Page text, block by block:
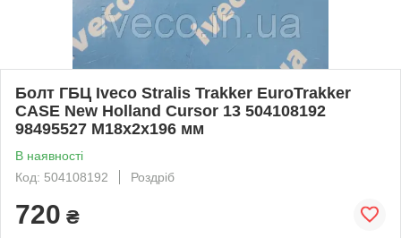
Болт ГБЦ Iveco Stralis Trakker EuroTrakker
CASE New Holland Cursor 13 504108192
98495527 М18х2х196 мм
В наявності
Код: 504108192
Роздріб
720 ₴